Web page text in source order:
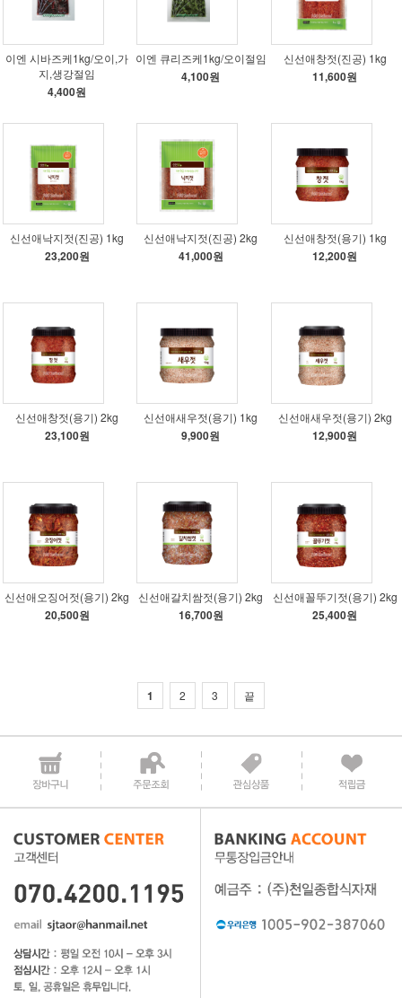
이엔 시바즈케1kg/오이,가
지,생강절임
4,400원
이엔 큐리즈케1kg/오이절임
4,100원
신선애창젓(진공) 1kg
11,600원
신선애낙지젓(진공) 1kg
23,200원
신선애낙지젓(진공) 2kg
41,000원
신선애창젓(용기) 1kg
12,200원
신선애창젓(용기) 2kg
23,100원
신선애새우젓(용기) 1kg
9,900원
신선애새우젓(용기) 2kg
12,900원
신선애오징어젓(용기) 2kg
20,500원
신선애갈치쌈젓(용기) 2kg
16,700원
신선애꼴뚜기젓(용기) 2kg
25,400원
1 2 3 끝